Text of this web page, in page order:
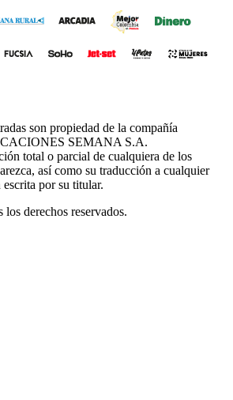
window
son propiedad de la compañía
SEMANA S.A.
total o parcial de cualquiera de los
así como su traducción a cualquier
por su titular.
derechos reservados.